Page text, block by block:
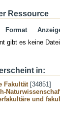
Ressource
Format
gibt es keine
in:
Fakultät[34851]
und